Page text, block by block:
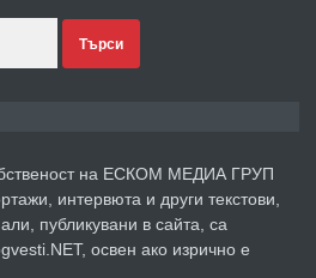
преди 2 години
В МАРОНЯ
Търси
на ЕСКОМ МЕДИА ГРУП
интервюта и други текстови,
публикувани в сайта, са
освен ако изрично е